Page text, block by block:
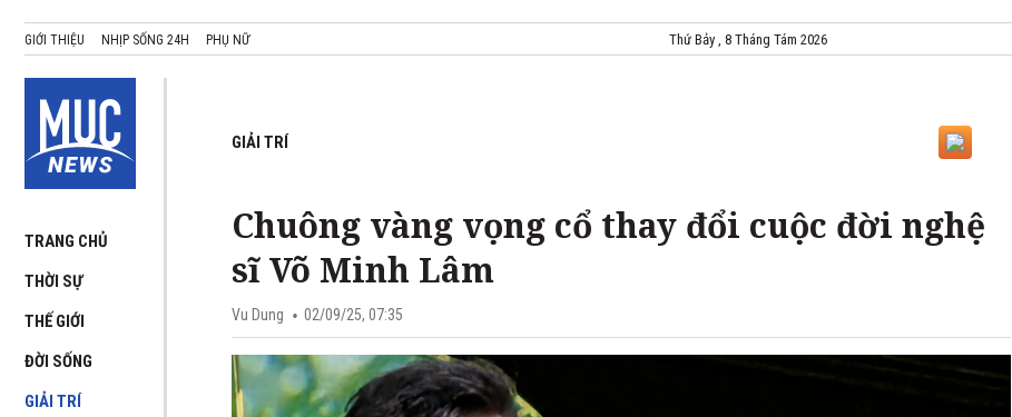
GIỚI THIỆU NHỊP SỐNG 24H PHỤ NỮ Thứ Bảy , 8 Tháng Tám 2026
TRANG CHỦ
THỜI SỰ
THẾ GIỚI
ĐỜI SỐNG
GIẢI TRÍ
GIẢI TRÍ
Chuông vàng vọng cổ thay đổi cuộc đời nghệ
sĩ Võ Minh Lâm
Vu Dung 02/09/25, 07:35